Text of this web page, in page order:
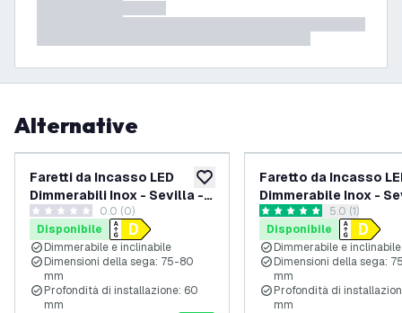
Alternative
aggiungi alla lista desideri
Faretti da Incasso LED
Dimmerabili Inox - Sevilla -
3W - 4000K - 92mm -
Quadrato - 3 pack
0 stelle di valutazione
0.0 (0)
Disponibile
Dimmerabile e inclinabile
Dimensioni della sega: 75-80
mm
Profondità di installazione: 60
mm
Faretto da Incasso
Dimmerabile Inox -
3W - 4000K - 92mm -
Quadrato
apri il
5 stelle di valutazione
5.0 (1)
Disponibile
Dimmerabile e inclinabile
Dimensioni della sega:
mm
Profondità di
mm